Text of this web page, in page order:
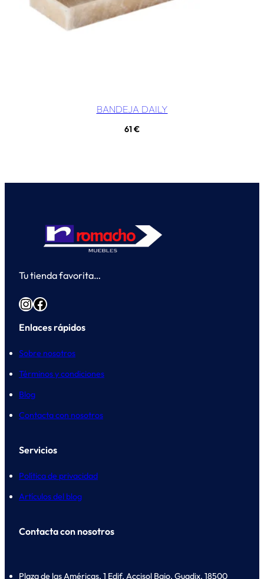
BANDEJA DAILY
61€
Tu tienda favorita…
InstagramFacebook
Enlaces rápidos
Sobre nosotros
Términos y condiciones
Blog
Contacta con nosotros
Servicios
Política de privacidad
Artículos del blog
Contacta con nosotros
Plaza de las Américas, 1 Edif. Accisol Bajo, Guadix, 18500